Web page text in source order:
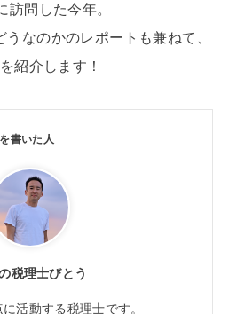
訪問した今年。
なのかのレポートも兼ねて、
紹介します！
税理士びとう
活動する税理士です。